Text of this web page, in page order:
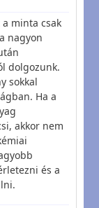
minta csak
nagyon
dolgozunk.
sokkal
Ha a
akkor nem
és a